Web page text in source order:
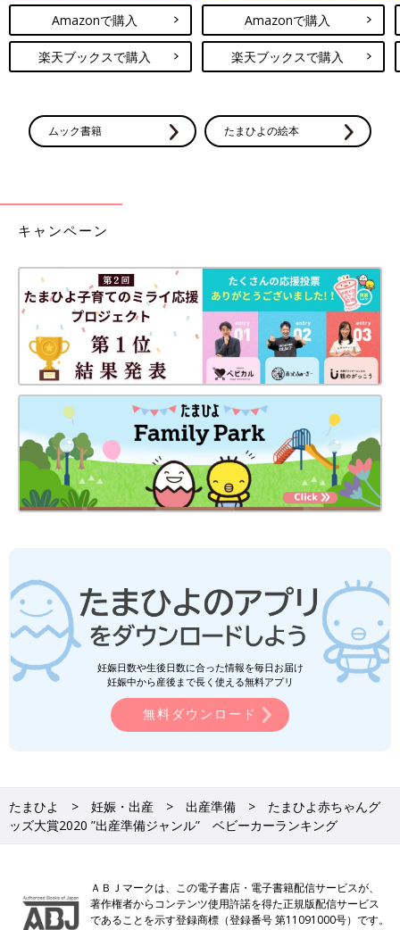
Amazonで購入
楽天ブックスで購入
Amazonで購入
楽天ブックスで購入
ムック書籍 たまひよの絵本
キャンペーン
妊娠日数や生後日数に合った情報を毎日お届け
妊娠中から産後まで長く使える無料アプリ
無料ダウンロード
たまひよ 妊娠・出産 出産準備
たまひよ赤ちゃんグ
ッズ大賞2020 ”出産準備ジャンル” ベビーカーランキング
ＡＢＪマークは、この電子書店・電子書籍配信サービスが、
著作権者からコンテンツ使用許諾を得た正規版配信サービス
であることを示す登録商標（登録番号 第11091000号）です。